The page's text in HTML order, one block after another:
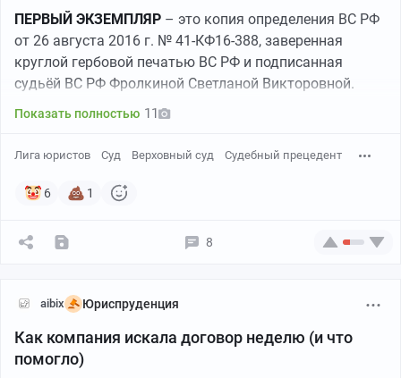
ПЕРВЫЙ ЭКЗЕМПЛЯР – это копия определения ВС РФ
от 26 августа 2016 г. № 41-КФ16-388, заверенная
круглой гербовой печатью ВС РФ и подписанная
судьёй ВС РФ Фролкиной Светланой Викторовной.
Показать полностью 11
Лига юристов Суд Верховный суд Судебный прецедент
6 1
8
aibix Юриспруденция
Как компания искала договор неделю (и что
помогло)